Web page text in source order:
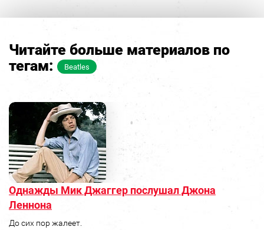
Читайте больше материалов по
тегам:
Beatles
Однажды Мик Джаггер послушал Джона
Леннона
До сих пор жалеет.